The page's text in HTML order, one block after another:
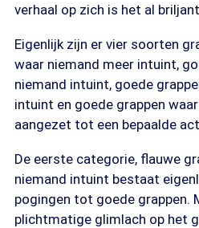
verhaal op zich is het al
Eigenlijk zijn er vier soorten
waar niemand meer intuint,
niemand intuint, goede
intuint en goede grappen
aangezet tot een bepaalde
De eerste categorie, flauwe
niemand intuint bestaat
pogingen tot goede grappen.
plichtmatige glimlach op het